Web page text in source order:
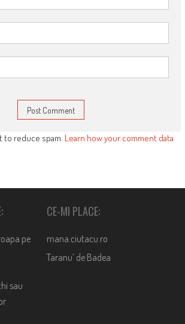
to reduce spam. Learn how your comment data
pe
sau
CE-MI PLACE:
mana.ciutacu.ro
Taranu’ de Badea